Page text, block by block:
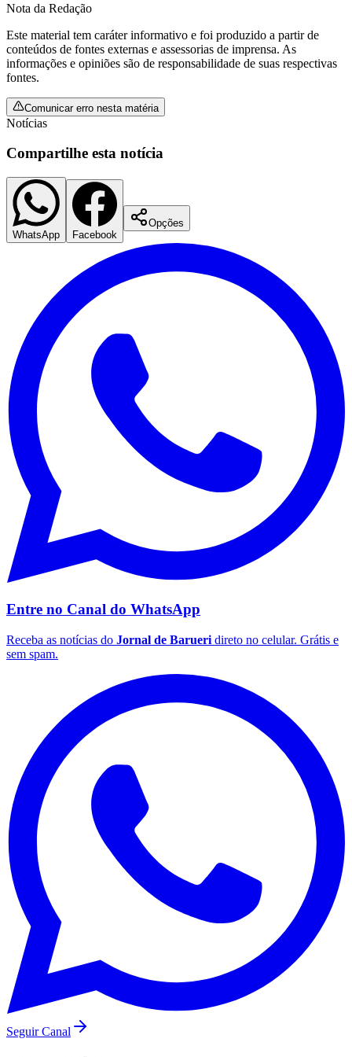
Botafogo
Grêmio
Internacional
Nota da Redação
Este material tem caráter informativo e foi produzido a partir de
conteúdos de fontes externas e assessorias de imprensa. As
informações e opiniões são de responsabilidade de suas respectivas
fontes.
Comunicar erro nesta matéria
Notícias
Compartilhe esta notícia
WhatsApp Facebook
Opções
Entre no Canal do WhatsApp
Receba as notícias do Jornal de Barueri direto no celular. Grátis e
sem spam.
Seguir Canal